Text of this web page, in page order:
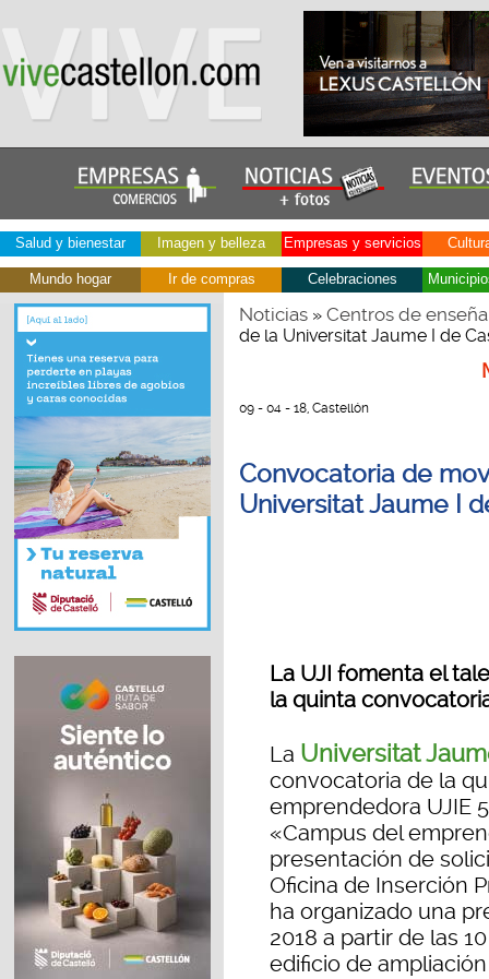
Salud y bienestar Imagen y belleza Empresas y servicios
Mundo hogar Ir de compras Celebraciones
Noticias» Centros de
de la Universitat Jaume I de
09 - 04 - 18, Castellón
Convocatoria de
Universitat Jaume I
La UJI fomenta el
la quinta
La Universitat
convocatoria de la
emprendedora UJIE
«Campus del
presentación de
Oficina de Inserción
ha organizado una
2018 a partir de las
edificio de